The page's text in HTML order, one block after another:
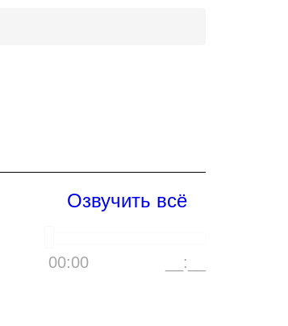
Озвучить всё
00:00 __:__